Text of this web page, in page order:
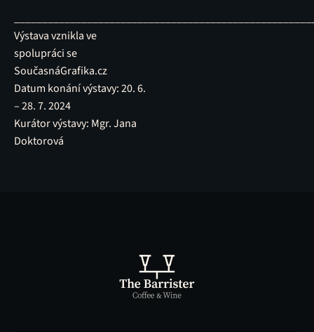
Výstava vznikla ve
spolupráci se
SoučasnáGrafika.cz
Datum konání výstavy: 20. 6.
– 28. 7. 2024
Kurátor výstavy: Mgr. Jana
Doktorová